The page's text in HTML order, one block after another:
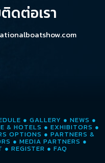
ดต่อเรา
● GALLERY ● NEWS ●
& HOTELS ● EXHIBITORS ●
OPTIONS ● PARTNERS &
● MEDIA PARTNERS ●
● REGISTER ● FAQ